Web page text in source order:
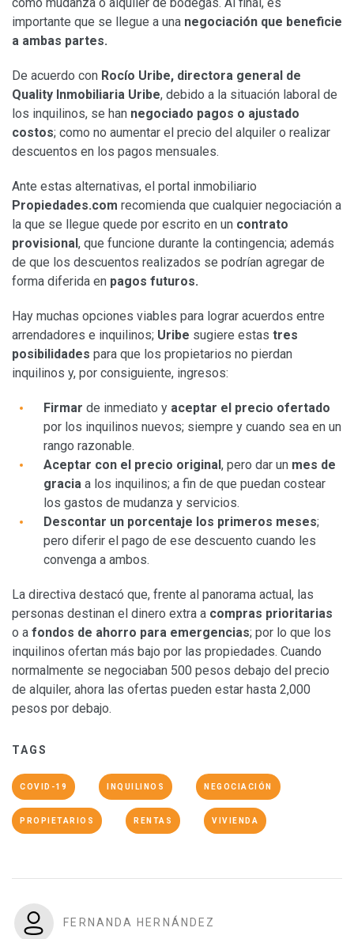
importante que se llegue a una negociación que beneficie
a ambas partes.
De acuerdo con Rocío Uribe, directora general de
Quality Inmobiliaria Uribe, debido a la situación laboral de
los inquilinos, se han negociado pagos o ajustado
costos; como no aumentar el precio del alquiler o realizar
descuentos en los pagos mensuales.
Ante estas alternativas, el portal inmobiliario
Propiedades.com recomienda que cualquier negociación a
la que se llegue quede por escrito en un contrato
provisional, que funcione durante la contingencia; además
de que los descuentos realizados se podrían agregar de
forma diferida en pagos futuros.
Hay muchas opciones viables para lograr acuerdos entre
arrendadores e inquilinos; Uribe sugiere estas tres
posibilidades para que los propietarios no pierdan
inquilinos y, por consiguiente, ingresos:
Firmar de inmediato y aceptar el precio ofertado
por los inquilinos nuevos; siempre y cuando sea en un
rango razonable.
Aceptar con el precio original, pero dar un mes de
gracia a los inquilinos; a fin de que puedan costear
los gastos de mudanza y servicios.
Descontar un porcentaje los primeros meses;
pero diferir el pago de ese descuento cuando les
convenga a ambos.
La directiva destacó que, frente al panorama actual, las
personas destinan el dinero extra a compras prioritarias
o a fondos de ahorro para emergencias; por lo que los
inquilinos ofertan más bajo por las propiedades. Cuando
normalmente se negociaban 500 pesos debajo del precio
de alquiler, ahora las ofertas pueden estar hasta 2,000
pesos por debajo.
TAGS
COVID-19 INQUILINOS NEGOCIACIÓN
PROPIETARIOS RENTAS VIVIENDA
FERNANDA HERNÁNDEZ